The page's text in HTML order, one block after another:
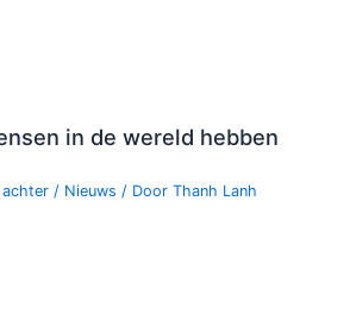
in de wereld hebben
achter / Nieuws / DoorThanh Lanh